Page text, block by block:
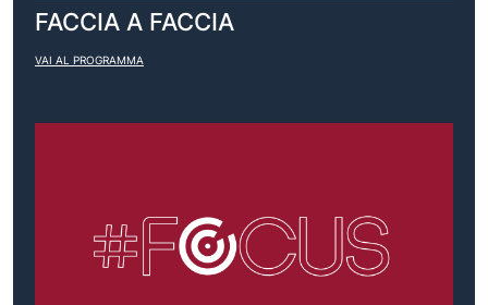
FACCIA A FACCIA
VAI AL PROGRAMMA